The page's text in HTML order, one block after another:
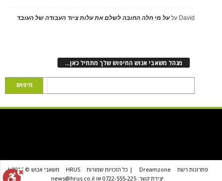
David עלעל מי חלה החובה לשלם את עלות ציוד העבודה של העובד
מנהל משאבי אנוש החיפוש שלך מתחיל כאן…
פתרונות רשת Dreamzone | כל הזכויות שמורות HRUS
משאבי אנוש © 2016 |
יצירת קשר: 0722-555-225 או news@hrus.co.il